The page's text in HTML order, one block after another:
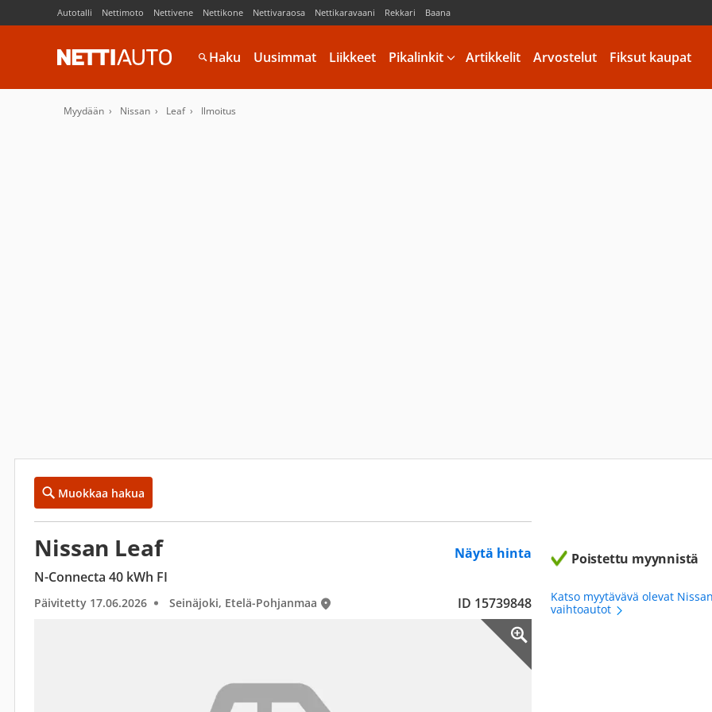
Autotalli Nettimoto Nettivene Nettikone Nettivaraosa Nettikaravaani Rekkari Baana
Haku Uusimmat Liikkeet Pikalinkit Artikkelit Arvostelut Fiksut kaupat
Myydään Nissan Leaf Ilmoitus
Muokkaa hakua
Nissan Leaf
Näytä hinta
N-Connecta 40 kWh FI
Päivitetty 17.06.2026 Seinäjoki, Etelä-Pohjanmaa ID 15739848
Poistettu myynnistä
Katso myytävävä olevat
vaihtoautot